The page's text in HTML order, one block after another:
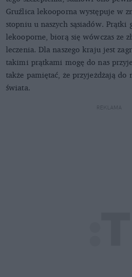
Gruźlica lekooporna występuje w
stopniu u naszych sąsiadów. Prątki
lekooporne, biorą się wówczas ze
leczenia. Dla naszego kraju jest
takimi prątkami mogę do nas
także pamiętać, że przyjeżdżają do
świata.
REKLAMA